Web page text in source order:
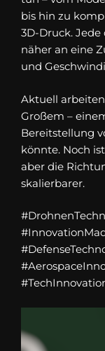
bis hin zu
3D-Druck.
näher an eine
und
Aktuell
Großem –
Bereitstellung
könnte. Noch
aber die
skalierbarer.